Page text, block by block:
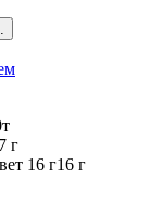
г
16 г16 г